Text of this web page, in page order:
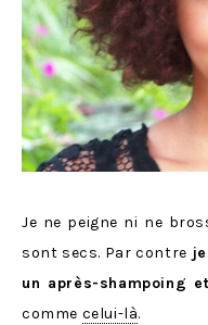
Je ne peigne ni ne
sont secs. Par contre
un après-shampoing
comme celui-là.